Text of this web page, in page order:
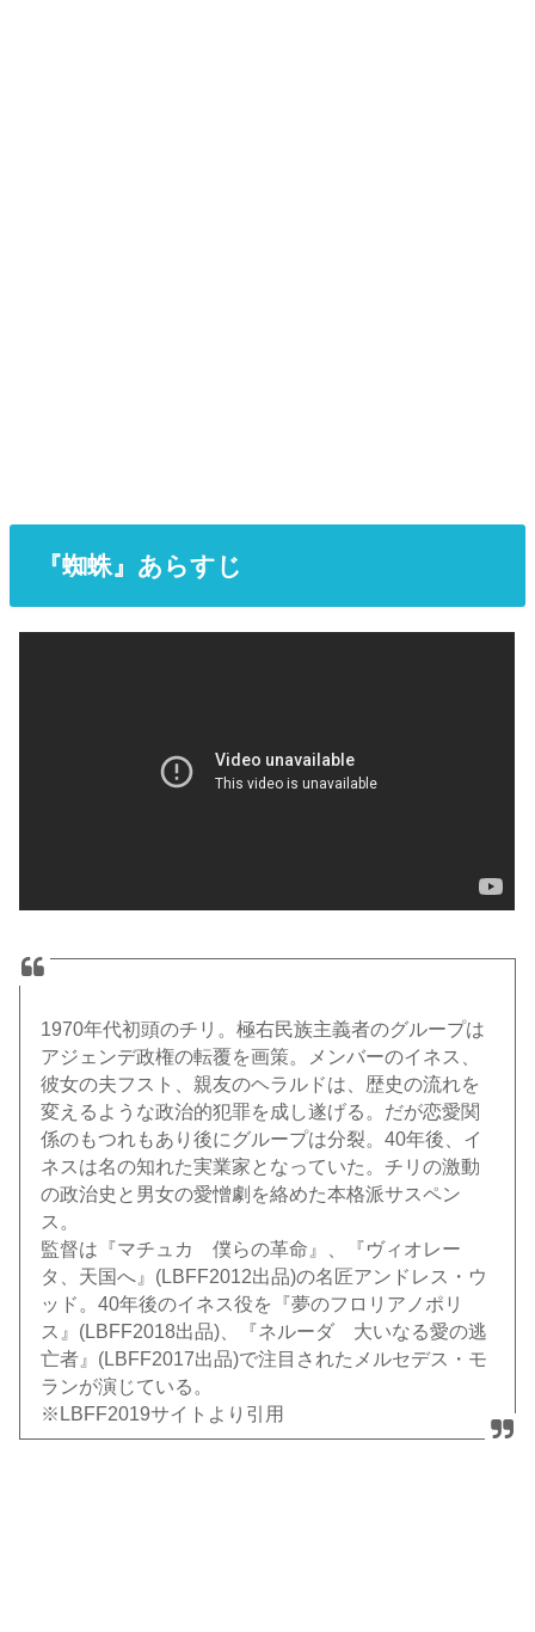
『蜘蛛』あらすじ
1970年代初頭のチリ。極右民族主義者のグループは
アジェンデ政権の転覆を画策。メンバーのイネス、
彼女の夫フスト、親友のヘラルドは、歴史の流れを
変えるような政治的犯罪を成し遂げる。だが恋愛関
係のもつれもあり後にグループは分裂。40年後、イ
ネスは名の知れた実業家となっていた。チリの激動
の政治史と男女の愛憎劇を絡めた本格派サスペン
ス。
監督は『マチュカ 僕らの革命』、『ヴィオレー
タ、天国へ』(LBFF2012出品)の名匠アンドレス・ウ
ッド。40年後のイネス役を『夢のフロリアノポリ
ス』(LBFF2018出品)、『ネルーダ 大いなる愛の逃
亡者』(LBFF2017出品)で注目されたメルセデス・モ
ランが演じている。
※LBFF2019サイトより引用